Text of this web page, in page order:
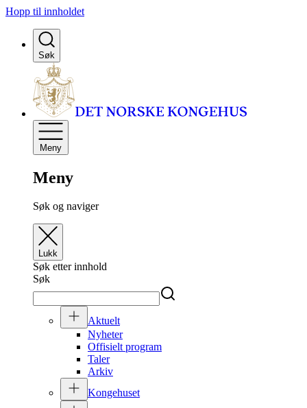
Hopp til innholdet
Søk
Meny
Meny
Søk og naviger
Lukk
Søk etter innhold
Søk
Aktuelt
Nyheter
Offisielt program
Taler
Arkiv
Kongehuset